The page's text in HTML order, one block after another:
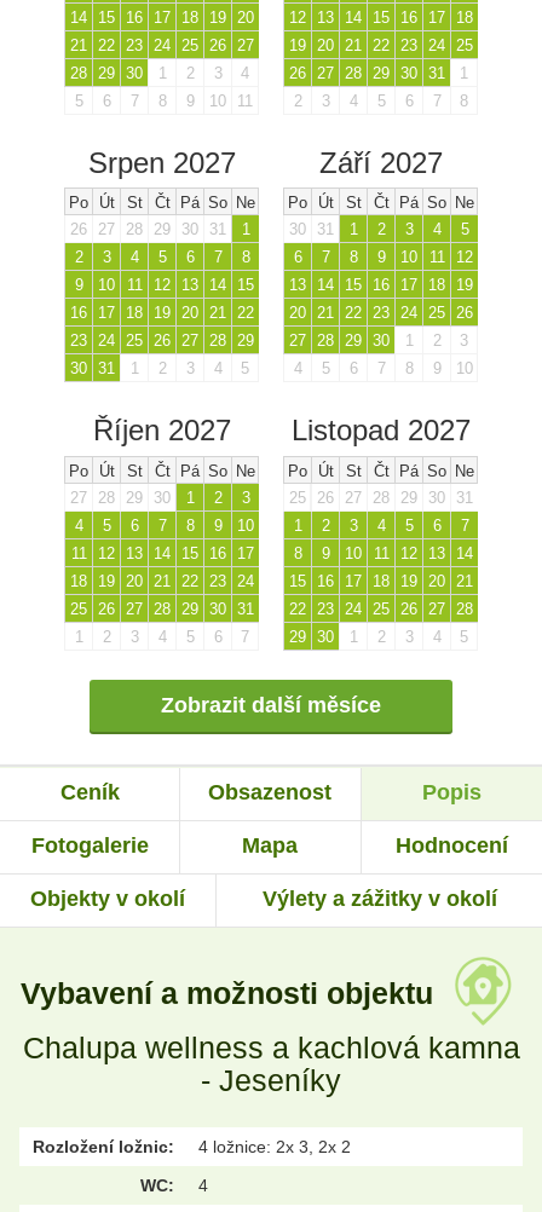
14
15 16 17 18 19
20
21
22 23 24 25 26
27
28
29 30 1 2 3
4
5
6 7 8 9 10 11
12
13 14 15 16 17
18
19
20 21 22 23 24
25
26
27 28 29 30 31
1
2
3 4 5 6 7 8
Srpen 2027
Po Út St Čt Pá So Ne
26
27 28 29 30 31
1
2
3 4 5 6 7
8
9
10 11 12 13 14
15
16
17 18 19 20 21 22
23 24 25 26 27 28 29
30 31 1 2 3 4 5
Září 2027
Po Út St Čt Pá So Ne
30
31 1 2 3 4
5
6
7 8 9 10 11
12
13
14 15 16 17 18
19
20 21 22 23 24 25 26
27 28 29 30 1 2
3
4
5 6 7 8 9 10
Říjen 2027
Po Út St Čt Pá So Ne
27
28 29 30 1 2
3
4
5 6 7 8 9
10
11
12 13 14 15 16
17
18
19 20 21 22 23
24
25
26 27 28 29 30 31
1
2 3 4 5 6 7
Listopad 2027
Po Út St Čt Pá So Ne
25
26 27 28 29 30
31
1
2 3 4 5 6
7
8
9 10 11 12 13
14
15
16 17 18 19 20
21
22
23 24 25 26 27
28
29 30 1 2 3 4 5
Zobrazit další měsíce
Ceník Obsazenost Popis
Fotogalerie Mapa Hodnocení
Objekty v okolí Výlety a zážitky v okolí
Vybavení a možnosti objektu
Chalupa wellness a kachlová kamna
- Jeseníky
Rozložení ložnic:
4 ložnice: 2x 3, 2x 2
WC:
4